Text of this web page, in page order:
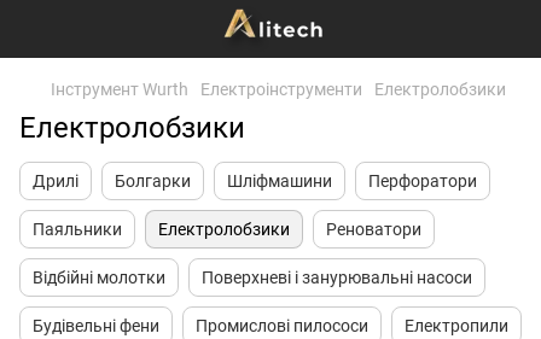
Інструмент Wurth Електроінструменти Електролобзики
Електролобзики
Дрилі Болгарки Шліфмашини Перфоратори
Паяльники Електролобзики Реноватори
Відбійні молотки Поверхневі і занурювальні насоси
Будівельні фени Промислові пилососи Електропили